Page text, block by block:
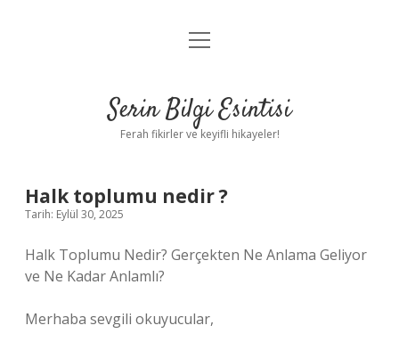
Anasayfa
Yasal Uyarı
menüyü
Serin Bilgi Esintisi
Ferah fikirler ve keyifli hikayeler!
Halk toplumu nedir ?
Tarih: Eylül 30, 2025
Halk Toplumu Nedir? Gerçekten Ne Anlama Geliyor
ve Ne Kadar Anlamlı?
Merhaba sevgili okuyucular,